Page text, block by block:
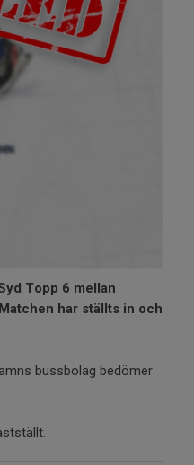
Topp 6 mellan
har ställts in och
bussbolag bedömer